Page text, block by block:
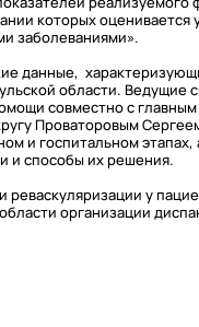
которых оценивается
заболеваниями».
данные,
области. Ведущие
совместно с
Проваторовым
и госпитальном этапах,
и способы их решения.
у
организации